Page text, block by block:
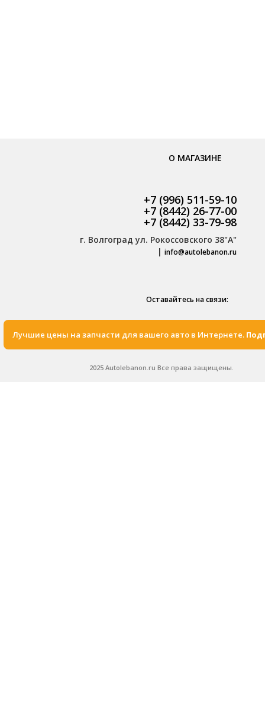
О МАГАЗИНЕ
+7 (996) 511-59-10
+7 (8442) 26-77-00
+7 (8442) 33-79-98
г. Волгоград ул. Рокоссовского 38"А"
|info@autolebanon.ru
Оставайтесь на связи:
Лучшие цены на запчасти для вашего авто в Интернете.
2025 Autolebanon.ru Все права защищены.